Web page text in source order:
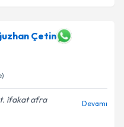
Çetin
ifakat afra
Devamı